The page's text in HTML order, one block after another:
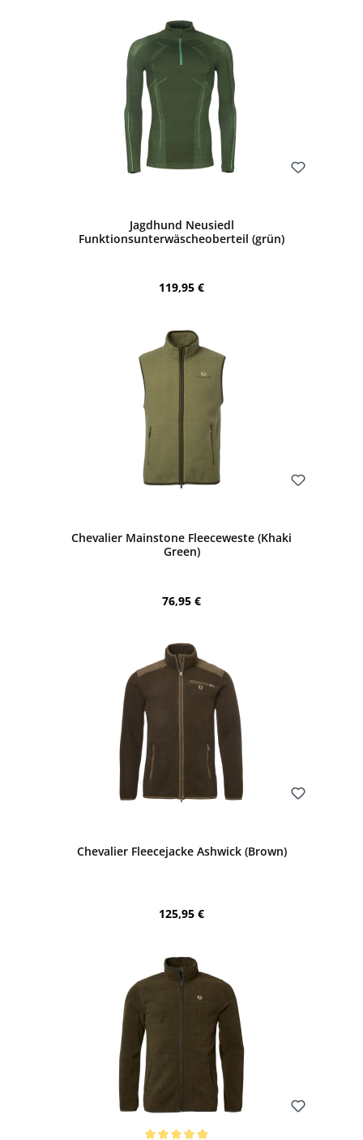
Jagdhund Neusiedl
Funktionsunterwäscheoberteil (grün)
Regulärer Preis:
119,95 €
Chevalier Mainstone Fleeceweste (Khaki
Green)
Regulärer Preis:
76,95 €
Chevalier Fleecejacke Ashwick (Brown)
Regulärer Preis:
125,95 €